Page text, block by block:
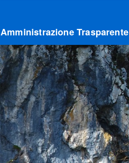
Amministrazione Trasparente